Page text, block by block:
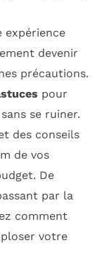
expérience
devenir
précautions.
pour
se ruiner.
des conseils
de vos
De
par la
comment
votre